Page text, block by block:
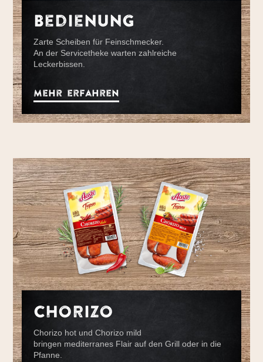
Bedienung
Zarte Scheiben für Feinschmecker.
An der Servicetheke warten zahlreiche
Leckerbissen.
Mehr erfahren
CHORIZO
Chorizo hot und Chorizo mild
bringen mediterranes Flair auf den Grill oder in die
Pfanne.